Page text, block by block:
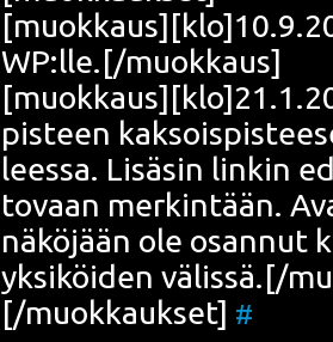
WP:lle.[/muokkaus]
pis­teen
lees­sa. Lisä­sin lin­kin
to­vaan mer­kin­tään.
näkö­jään ole osan­nut
yksi­köi­den välissä.[/
[/muokkaukset] #